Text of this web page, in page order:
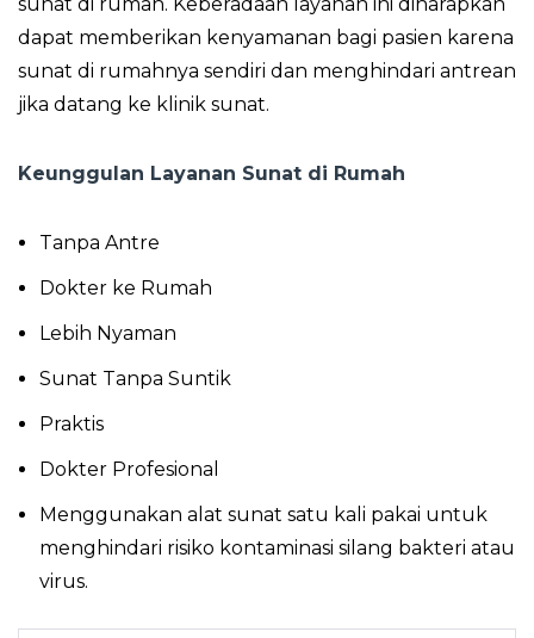
dapat memberikan kenyamanan bagi pasien karena
sunat di rumahnya sendiri dan menghindari antrean
jika datang ke klinik sunat.
Keunggulan Layanan Sunat di Rumah
Tanpa Antre
Dokter ke Rumah
Lebih Nyaman
Sunat Tanpa Suntik
Praktis
Dokter Profesional
Menggunakan alat sunat satu kali pakai untuk
menghindari risiko kontaminasi silang bakteri atau
virus.